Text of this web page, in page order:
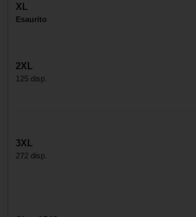
XL
Esaurito
2XL
125 disp.
3XL
272 disp.